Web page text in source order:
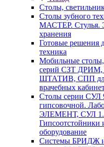
Cтолы,
Столы зубного
МАСТЕР. Стулья.
хранения
Готовые решения
техника
Мобильные столы,
серий СЗТ
ШТАТИВ, СПП для
врачебных
Столы серии СУЛ
гипсовочной.
ЭЛЕМЕНТ, СУЛ
Гипсоотстойники
оборудование
Системы БРИДЖ